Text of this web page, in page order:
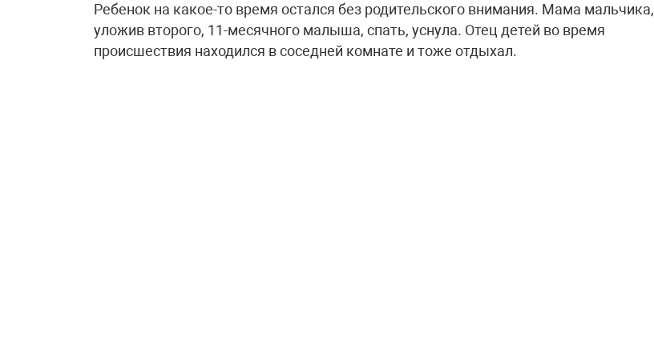
Ребенок на какое-то время остался без родительского внимания. Мама мальчика,
уложив второго, 11-месячного малыша, спать, уснула. Отец детей во время
происшествия находился в соседней комнате и тоже отдыхал.